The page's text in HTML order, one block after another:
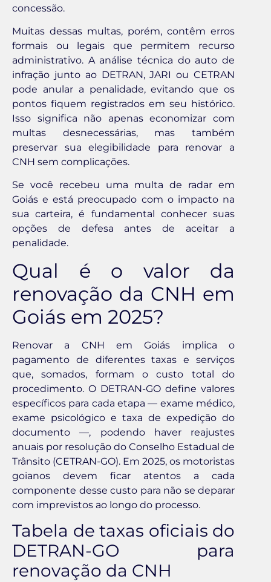
concessão.
Muitas dessas multas, porém, contêm erros
formais ou legais que permitem recurso
administrativo. A análise técnica do auto de
infração junto ao DETRAN, JARI ou CETRAN
pode anular a penalidade, evitando que os
pontos fiquem registrados em seu histórico.
Isso significa não apenas economizar com
multas desnecessárias, mas também
preservar sua elegibilidade para renovar a
CNH sem complicações.
Se você recebeu uma multa de radar em
Goiás e está preocupado com o impacto na
sua carteira, é fundamental conhecer suas
opções de defesa antes de aceitar a
penalidade.
Qual é o valor da
renovação da CNH em
Goiás em 2025?
Renovar a CNH em Goiás implica o
pagamento de diferentes taxas e serviços
que, somados, formam o custo total do
procedimento. O DETRAN-GO define valores
específicos para cada etapa — exame médico,
exame psicológico e taxa de expedição do
documento —, podendo haver reajustes
anuais por resolução do Conselho Estadual de
Trânsito (CETRAN-GO). Em 2025, os motoristas
goianos devem ficar atentos a cada
componente desse custo para não se deparar
com imprevistos ao longo do processo.
Tabela de taxas oficiais do
DETRAN-GO para
renovação da CNH